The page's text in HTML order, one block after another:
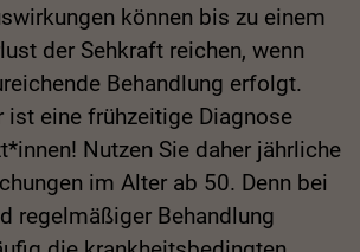
können bis zu einem
der Sehkraft reichen, wenn
Behandlung erfolgt.
ist eine frühzeitige Diagnose
Nutzen Sie daher jährliche
im Alter ab 50. Denn bei
regelmäßiger Behandlung